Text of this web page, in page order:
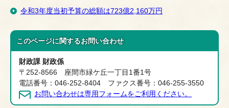
令和3年度当初予算の総額は723億2,160万円
このページに関するお問い合わせ
財政課 財政係
〒252-8566 座間市緑ケ丘一丁目1番1号
電話番号：046-252-8404 ファクス番号：046-255-3550
お問い合わせは専用フォームをご利用ください。